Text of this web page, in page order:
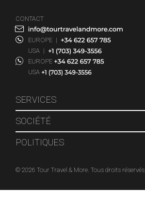
SERVICES
SOCIÉTÉ
POLITIQUES
CONTACT
EUROPE |
USA |
EUROPE
USA
© 2026 Tour Travel & More. Tous droits réservés.